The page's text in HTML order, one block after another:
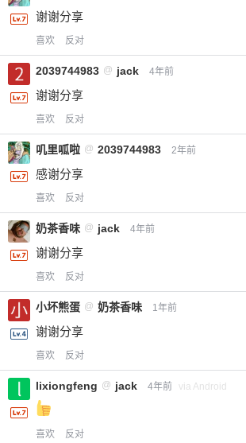
谢谢分享
喜欢 反对
2039744983 @ jack 4年前
谢谢分享
喜欢 反对
叽里呱啦 @ 2039744983 2年前
感谢分享
喜欢 反对
奶茶香味 @ jack 4年前
谢谢分享
喜欢 反对
小坏熊蛋 @ 奶茶香味 1年前
谢谢分享
喜欢 反对
lixiongfeng @ jack 4年前 via Android
喜欢 反对